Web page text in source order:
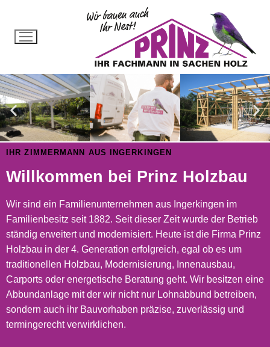
IHR ZIMMERMANN AUS INGERKINGEN
Willkommen bei Prinz Holzbau
Wir sind ein Familienunternehmen aus Ingerkingen im
Familienbesitz seit 1882. Seit dieser Zeit wurde der Betrieb
ständig erweitert und modernisiert. Heute ist die Firma Prinz
Holzbau in der 4. Generation erfolgreich, egal ob es um
traditionellen Holzbau, Modernisierung, Innenausbau,
Carports oder energetische Beratung geht. Wir besitzen eine
Abbundanlage mit der wir nicht nur Lohnabbund betreiben,
sondern auch ihr Bauvorhaben präzise, zuverlässig und
termingerecht verwirklichen.